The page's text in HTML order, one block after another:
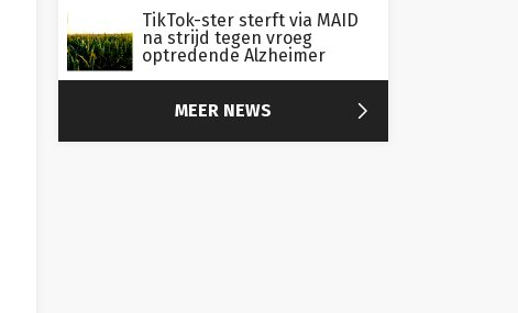
TikTok-ster sterft via MAID
na strijd tegen vroeg
optredende Alzheimer
MEER NEWS 